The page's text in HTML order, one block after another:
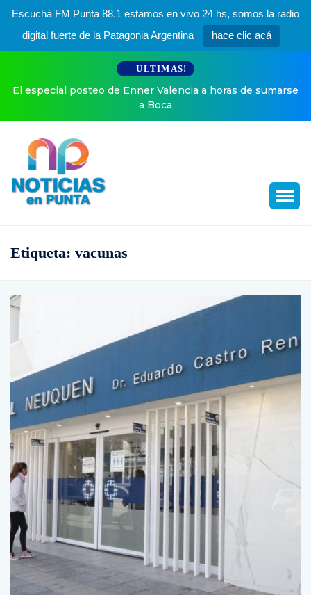
Escuchá FM Punta 88.1 estamos en vivo 24 hs, somos la radio
digital fuerte de la Patagonia Argentina
hace clic acá
ULTIMAS!
El especial posteo de Enner Valencia a horas de sumarse
a Boca
Etiqueta: vacunas